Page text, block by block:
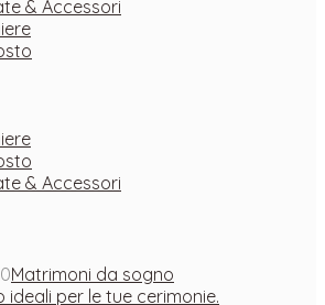
& Accessori
& Accessori
Matrimoni da sogno